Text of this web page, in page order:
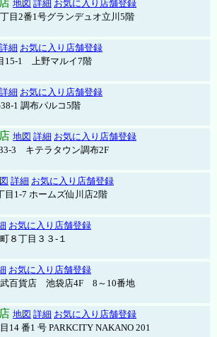
地図 詳細 お気に入り店舗登録
目2番1号グランデュオ立川5階
詳細 お気に入り店舗登録
15-1 上野マルイ7階
詳細 お気に入り店舗登録
1 調布パルコ5階
地図 詳細 お気に入り店舗登録
3 キテラタウン調布2F
詳細 お気に入り店舗登録
目1-7 ホームズ仙川店2階
お気に入り店舗登録
８丁目３３-１
お気に入り店舗登録
武百貨店 池袋店4F 8～10番地
地図 詳細 お気に入り店舗登録
14 番1 号 PARKCITY NAKANO 201